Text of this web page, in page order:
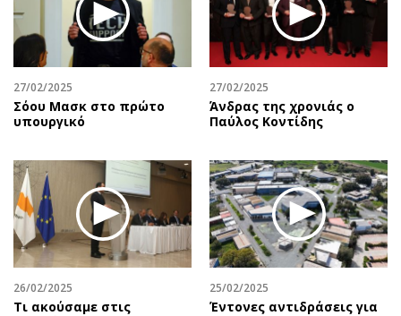
27/02/2025
Σόου Μασκ στο πρώτο
υπουργικό
27/02/2025
Άνδρας της χρονιάς ο
Παύλος Κοντίδης
26/02/2025
Τι ακούσαμε στις
25/02/2025
Έντονες αντιδράσεις για